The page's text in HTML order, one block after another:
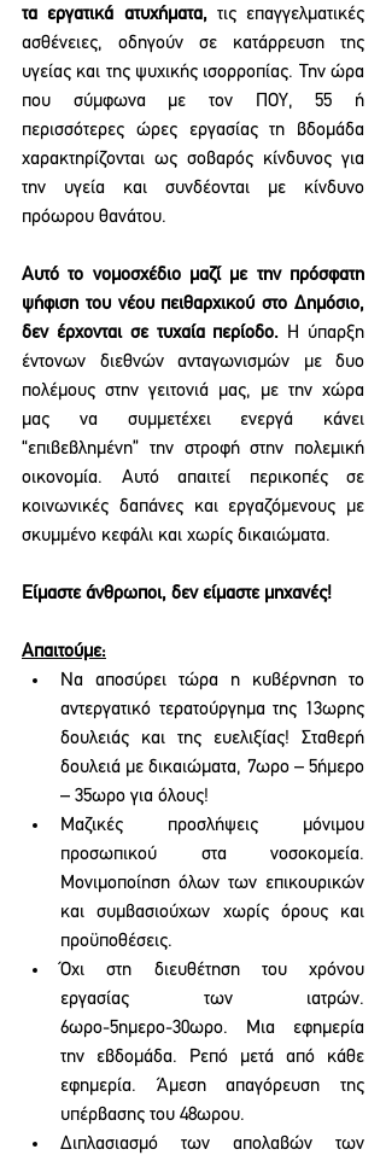
τα εργατικά ατυχήματα, τις επαγγελματικές
ασθένειες, οδηγούν σε κατάρρευση της
υγείας και της ψυχικής ισορροπίας. Την ώρα
που σύμφωνα με τον ΠΟΥ, 55 ή
περισσότερες ώρες εργασίας τη βδομάδα
χαρακτηρίζονται ως σοβαρός κίνδυνος για
την υγεία και συνδέονται με κίνδυνο
πρόωρου θανάτου.
Αυτό το νομοσχέδιο μαζί με την πρόσφατη
ψήφιση του νέου πειθαρχικού στο Δημόσιο,
δεν έρχονται σε τυχαία περίοδο. Η ύπαρξη
έντονων διεθνών ανταγωνισμών με δυο
πολέμους στην γειτονιά μας, με την χώρα
μας να συμμετέχει ενεργά κάνει
“επιβεβλημένη” την στροφή στην πολεμική
οικονομία. Αυτό απαιτεί περικοπές σε
κοινωνικές δαπάνες και εργαζόμενους με
σκυμμένο κεφάλι και χωρίς δικαιώματα.
Είμαστε άνθρωποι, δεν είμαστε μηχανές!
Απαιτούμε:
Να αποσύρει τώρα η κυβέρνηση το
αντεργατικό τερατούργημα της 13ωρης
δουλειάς και της ευελιξίας! Σταθερή
δουλειά με δικαιώματα, 7ωρο – 5ήμερο
– 35ωρο για όλους!
Μαζικές προσλήψεις μόνιμου
προσωπικού στα νοσοκομεία.
Μονιμοποίηση όλων των επικουρικών
και συμβασιούχων χωρίς όρους και
προϋποθέσεις.
Όχι στη διευθέτηση του χρόνου
εργασίας των ιατρών.
6ωρο-5ημερο-30ωρο. Μια εφημερία
την εβδομάδα. Ρεπό μετά από κάθε
εφημερία. Άμεση απαγόρευση της
υπέρβασης του 48ωρου.
Διπλασιασμό των απολαβών των